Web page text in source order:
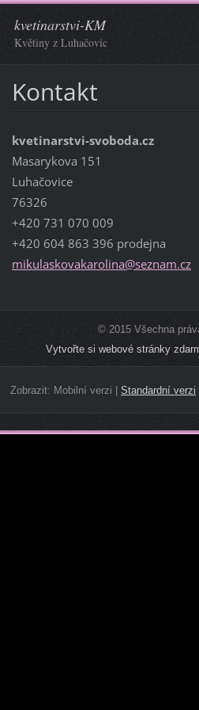
kvetinarstvi-KM
Květiny z Luhačovic
Kontakt
kvetinarstvi-svoboda.cz
Masarykova 151
Luhačovice
76326
+420 731 070 009
+420 604 863 396 prodejna
mikulaskovakarolina@seznam.cz
© 2015 Všechna
Vytvořte si webové stránky
Zobrazit: Mobilní verzi Standardní verzi